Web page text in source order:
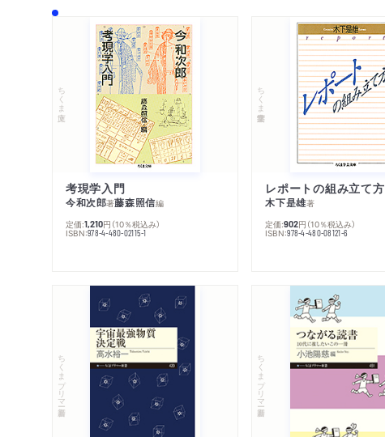
ちくま文庫
考現学入門
今和次郎著藤森照信編
定価:1,210円 （10％税込み）
ISBN:978-4-480-02115-1
ちくま学芸文庫
レポートの組み立て方
木下是雄著
定価:902円 （10％税込み）
ISBN:978-4-480-08121-6
ちくまプリマー新書 ちくまプリマー新書